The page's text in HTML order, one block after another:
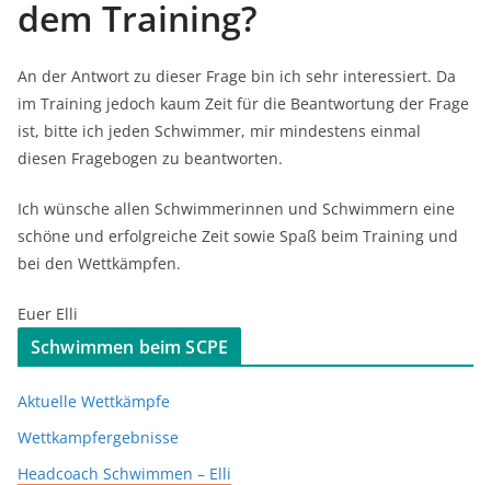
dem Training?
An der Antwort zu dieser Frage bin ich sehr interessiert. Da
im Training jedoch kaum Zeit für die Beantwortung der Frage
ist, bitte ich jeden Schwimmer, mir mindestens einmal
diesen Fragebogen zu beantworten.
Ich wünsche allen Schwimmerinnen und Schwimmern eine
schöne und erfolgreiche Zeit sowie Spaß beim Training und
bei den Wettkämpfen.
Euer Elli
Schwimmen beim SCPE
Aktuelle Wettkämpfe
Wettkampfergebnisse
Headcoach Schwimmen – Elli